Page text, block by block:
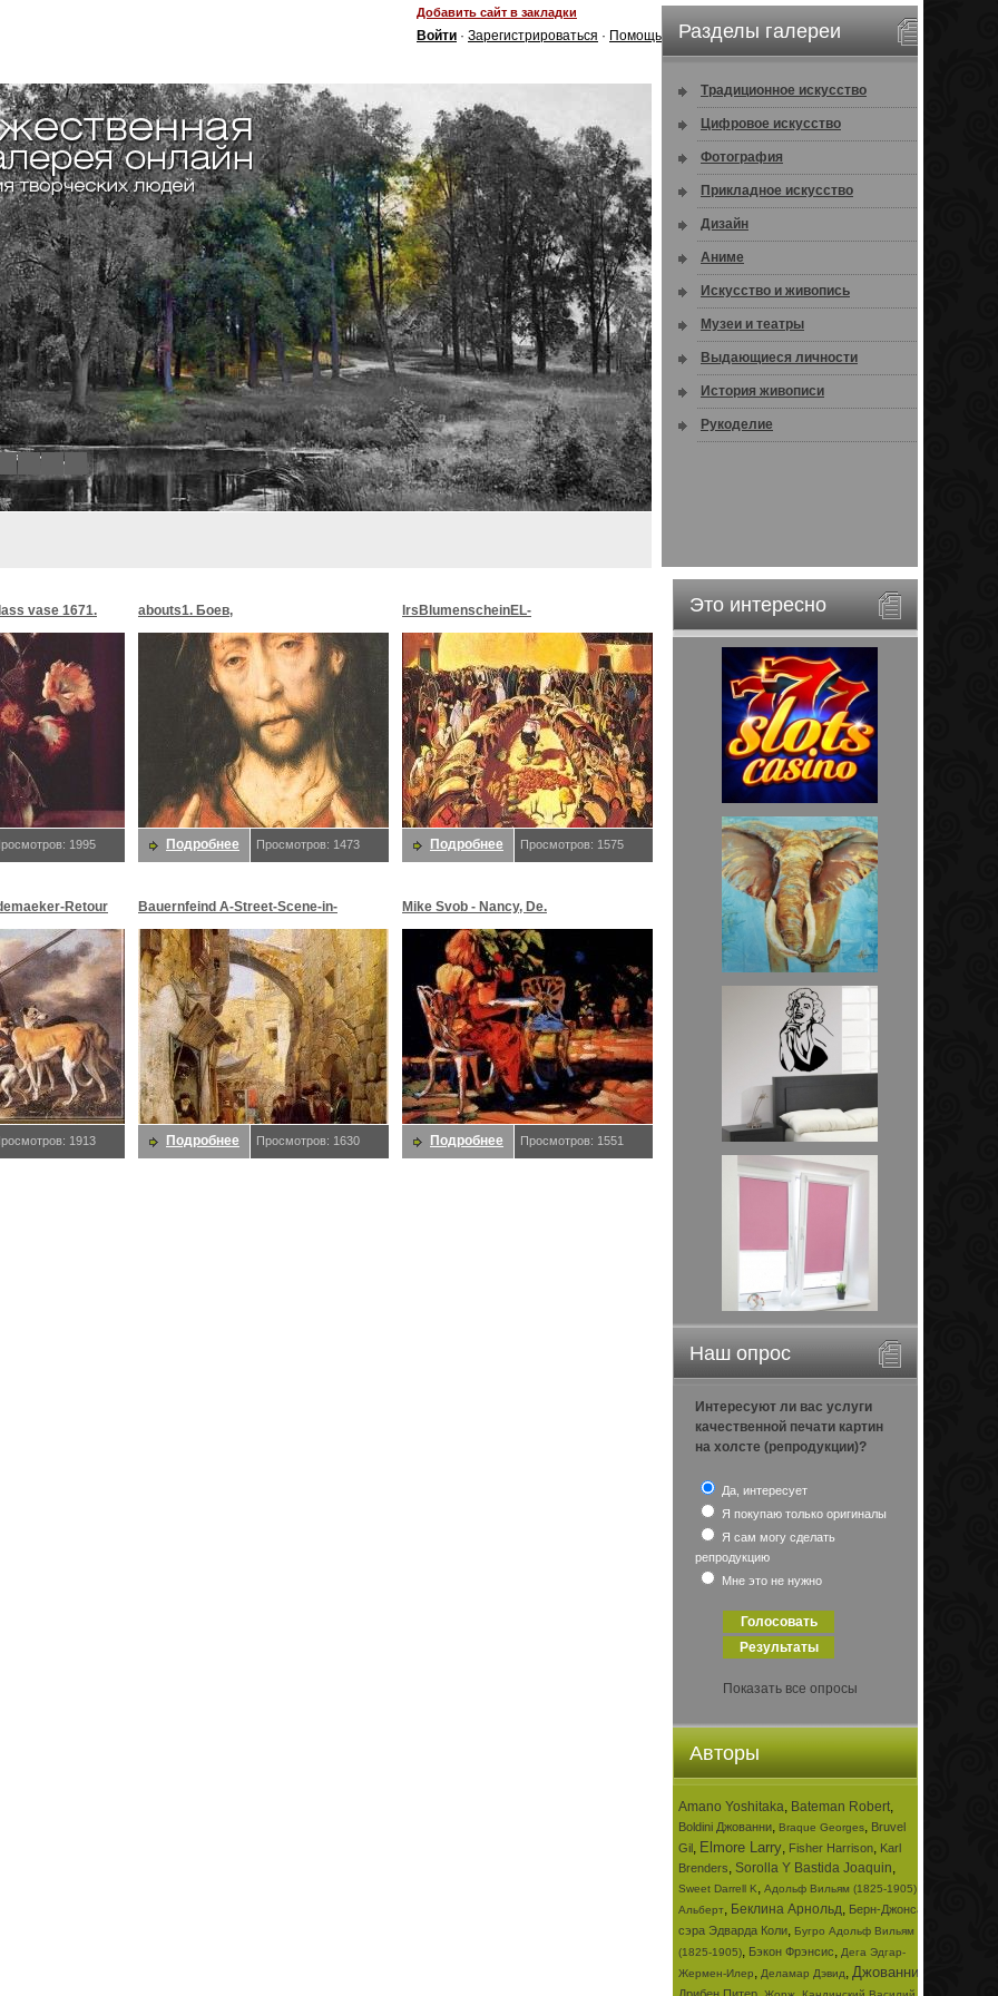
Добавить сайт в закладки
Войти · Зарегистрироваться · Помощь
8
Разделы галереи
Традиционное искусство
Цифровое искусство
Фотография
Прикладное искусство
Дизайн
Аниме
Искусство и живопись
Музеи и театры
Выдающиеся личности
История живописи
Рукоделие
Это интересно
Наш опрос
Интересуют ли вас услуги
качественной печати картин
на холсте (репродукции)?
Да, интересует
Я покупаю только оригиналы
Я сам могу сделать
репродукцию
Мне это не нужно
Показать все опросы
Авторы
Amano Yoshitaka, Bateman Robert,
Boldini Джованни, Braque Georges, Bruvel
Gil, Elmore Larry, Fisher Harrison, Karl
Brenders, Sorolla Y Bastida Joaquin,
Sweet Darrell K, Адольф Вильям (1825-1905)
Альберт, Беклина Арнольд, Берн-Джонса
сэра Эдварда Коли, Бугро Адольф Вильям
(1825-1905), Бэкон Фрэнсис, Дега Эдгар-
Жермен-Илер, Деламар Дэвид, Джованни
vase 1671.
1995
abouts1. Боев,
Подробнее Просмотров: 1473
lrsBlumenscheinEL-
MoonMorningstar&EveStar.
Blumenschein,
Подробнее Просмотров: 1575
Retour
1913
Bauernfeind A-Street-Scene-in-
Jerusalem-sj. Bauernfeind,
Подробнее Просмотров: 1630
Mike Svob - Nancy, De.
Подробнее Просмотров: 1551